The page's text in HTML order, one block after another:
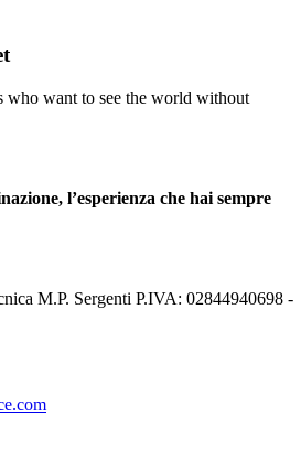
who want to see the world without
l’esperienza che hai sempre
M.P. Sergenti P.IVA: 02844940698 -